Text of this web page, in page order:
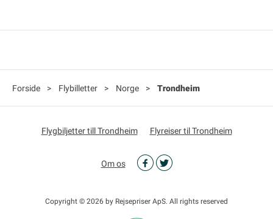
Forside > Flybilletter > Norge > Trondheim
Flygbiljetter till Trondheim Flyreiser til Trondheim
Om os
Copyright © 2026 by Rejsepriser ApS. All rights reserved